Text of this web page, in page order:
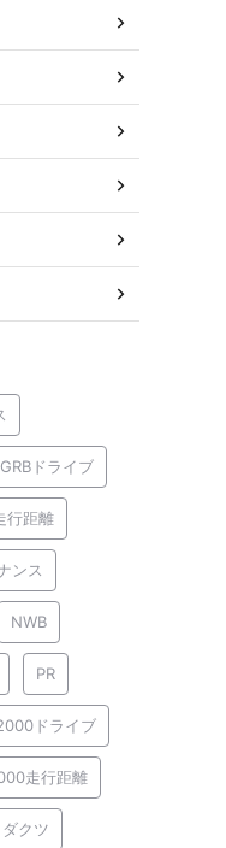
GRBドライブ
行距離
ンス
NWB
PR
ドライブ
走行距離
クツ